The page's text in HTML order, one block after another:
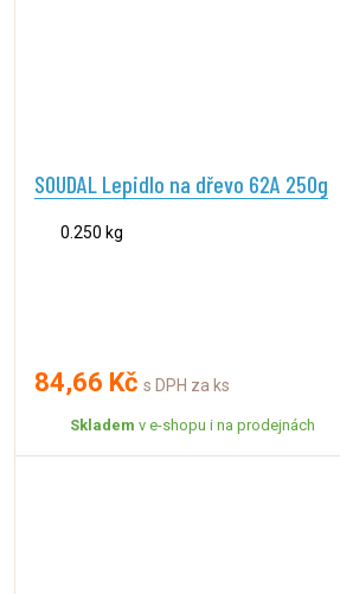
SOUDAL Lepidlo na dřevo 62A 250g
0.250 kg
84,66 Kč s DPH za ks
Skladem v e-shopu i na prodejnách